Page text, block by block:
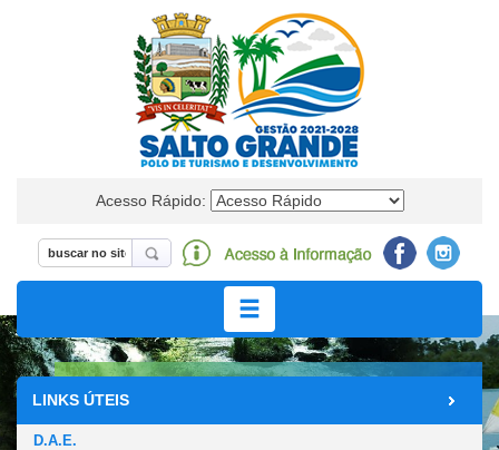
Acesso Rápido:
A CIDADE PRAIA
LINKS ÚTEIS
D.A.E.